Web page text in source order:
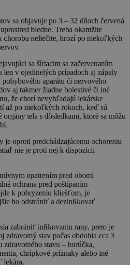
sa objavuje po 3 – 32 dňoch červená
bledne. Treba okamžite
chorobu neliečite, hrozí po niekoľkých
sa šíriacim sa začervenaním
len v ojedinelých prípadoch aj zápaly
aparátu či nervového
aj takmer žiadne bolestivé či iné
že chorí nevyhľadajú lekárske
až po niekoľkých rokoch, keď sú
orgány tela s dôsledkami, ktoré sa môžu
je oproti predchádzajúcemu ochoreniu
nie je proti nej k dispozícii
opatrením pred obomi
ochrana pred poštípaním
k pohryzeniu kliešťom, je
ho odstrániť a dezinﬁkovať
zabrániť inﬁkovaniu rany, preto je
zdravotný stav počas obdobia cca 3
zdravotného stavu – horúčka,
chrípkové príznaky alebo iné
lekára.